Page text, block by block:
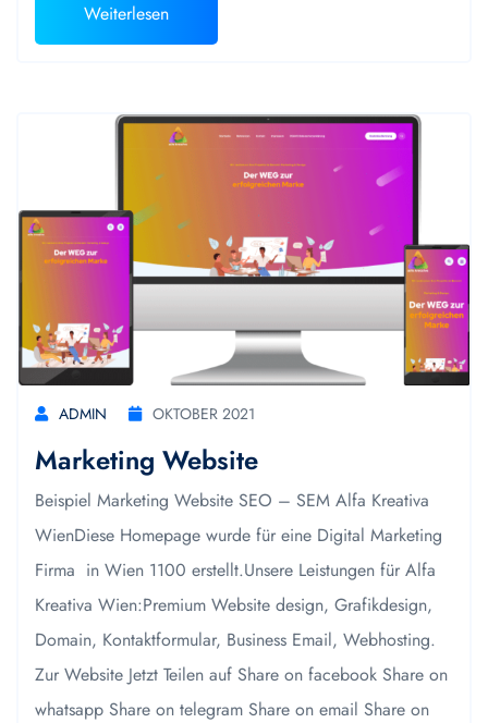
Weiterlesen
ADMIN OKTOBER 2021
Marketing Website
Beispiel Marketing Website SEO – SEM Alfa Kreativa
WienDiese Homepage wurde für eine Digital Marketing
Firma in Wien 1100 erstellt.Unsere Leistungen für Alfa
Kreativa Wien:Premium Website design, Grafikdesign,
Domain, Kontaktformular, Business Email, Webhosting.
Zur Website Jetzt Teilen auf Share on facebook Share on
whatsapp Share on telegram Share on email Share on